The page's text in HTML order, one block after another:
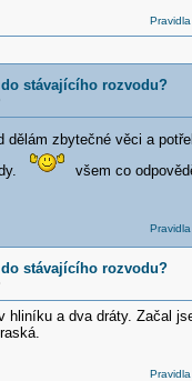
stávajícího rozvodu?
dělám zbytečné věci a
všem co
stávajícího rozvodu?
hliníku a dva dráty. Začal